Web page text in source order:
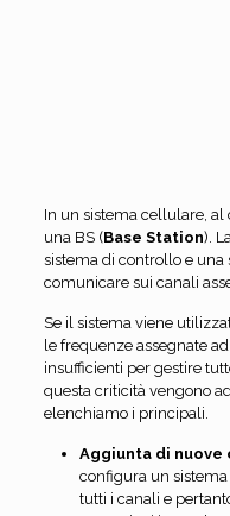
In un sistema cellulare, al
una BS (Base Station).
sistema di controllo e
comunicare sui canali
Se il sistema viene
le frequenze assegnate
insufficienti per gestire
questa criticità vengono
elenchiamo i principali.
Aggiunta di nuove
configura un
tutti i canali e